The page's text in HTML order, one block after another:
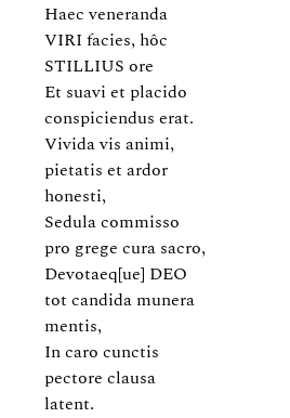
Haec veneranda
VIRI facies, hôc
STILLIUS ore
Et suavi et placido
conspiciendus erat.
Vivida vis animi,
pietatis et ardor
honesti,
Sedula commisso
pro grege cura sacro,
Devotaeq[ue] DEO
tot candida munera
mentis,
In caro cunctis
pectore clausa
latent.